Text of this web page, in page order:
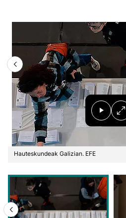
Hauteskundeak Galizian. EFE